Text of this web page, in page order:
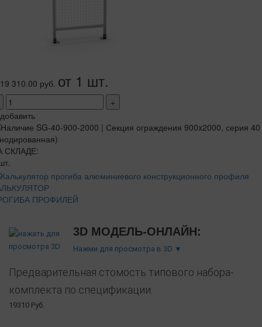
19 310.00 руб. от 1 шт.
+
добавить
СКЛАДЕ:
ПРОФИЛЕЙ
3D МОДЕЛЬ-ОНЛАЙН:
Нажми для просмотра в 3D ▼
Предварительная стомость типового набора-
комплекта по спецификации:
19310 Руб.